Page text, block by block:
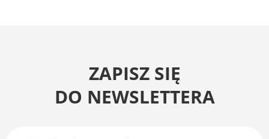
ZAPISZ SIĘ
DO NEWSLETTERA